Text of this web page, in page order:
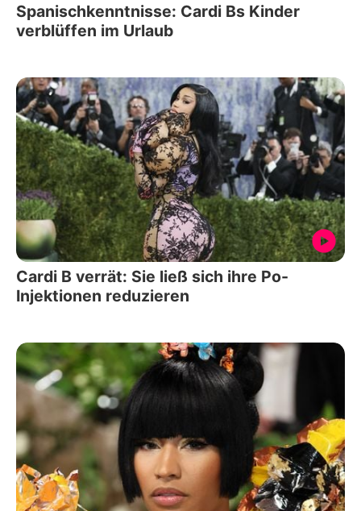
Spanischkenntnisse: Cardi Bs Kinder
verblüffen im Urlaub
Cardi B verrät: Sie ließ sich ihre Po-
Injektionen reduzieren